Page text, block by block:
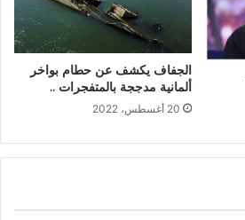
الجفاف يكشف عن حطام بواخر
ألمانية مدججة بالمتفجرات ..
20 أغسطس، 2022